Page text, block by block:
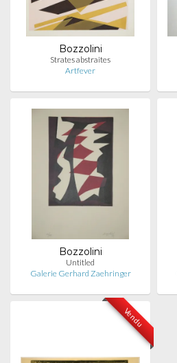
Bozzolini
Strates abstraites
Artfever
Bozzolini
Untitled
Galerie Gerhard Zaehringer
Vendu